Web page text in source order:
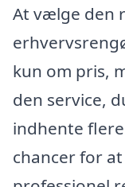
At vælge den
kun om pris,
den service,
indhente
chancer for